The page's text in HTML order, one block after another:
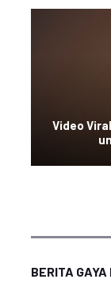
Video
BERITA GAYA